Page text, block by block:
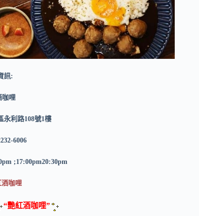
訊:
咖哩
永利路108號1樓
6006
;17:00pm20:30pm
酒咖哩
“艷紅酒咖哩”